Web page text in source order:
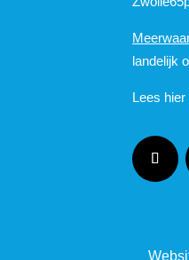
landelijk
Lees hier